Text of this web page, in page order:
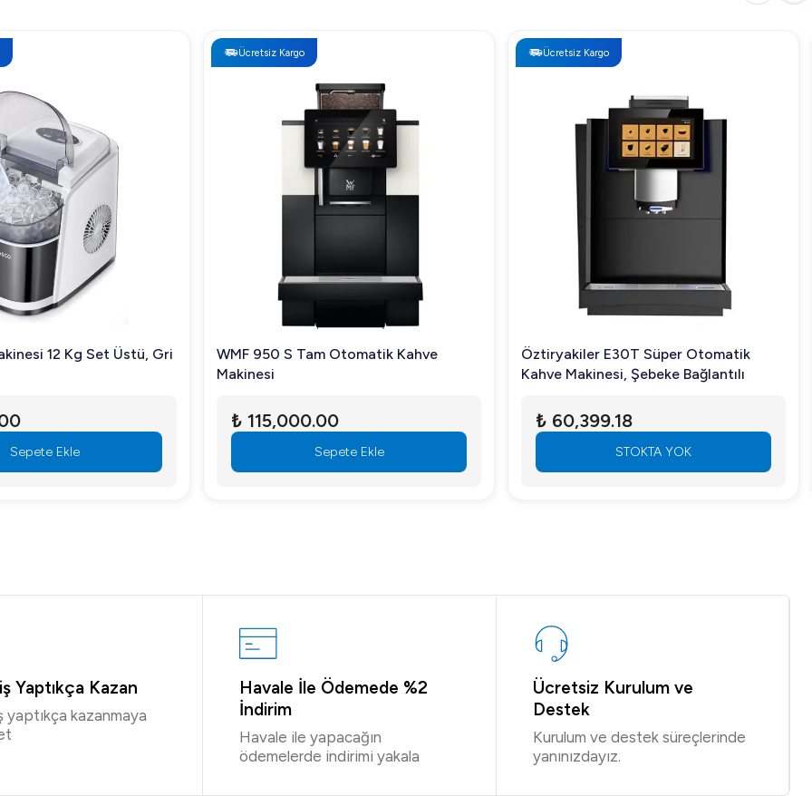
12 Kg Set Üstü, Gri
Sepete Ekle
Ücretsiz Kargo
WMF 950 S Tam Otomatik Kahve
Makinesi
₺ 115,000.00
Sepete Ekle
Ücretsiz Kargo
Öztiryakiler E30T Süper Otomatik
Kahve Makinesi, Şebeke Bağlantılı
₺ 60,399.18
STOKTA YOK
Yaptıkça Kazan
yaptıkça kazanmaya
Havale İle Ödemede %2
İndirim
Havale ile yapacağın
ödemelerde indirimi yakala
Ücretsiz Kurulum ve
Destek
Kurulum ve destek süreçlerinde
yanınızdayız.